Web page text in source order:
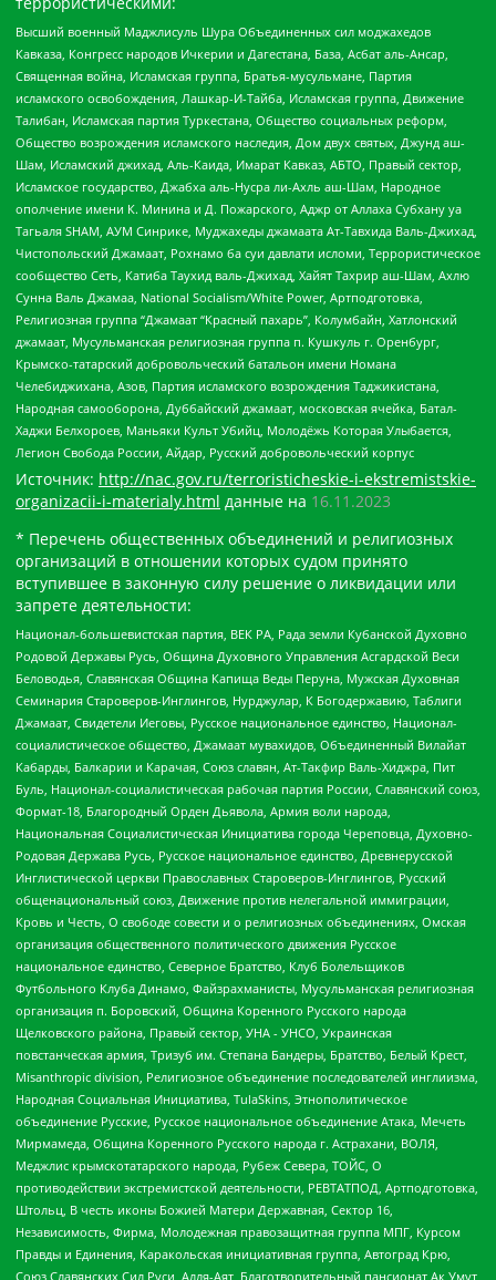
Высший военный Маджлисуль Шура Объединенных сил моджахедов
Кавказа, Конгресс народов Ичкерии и Дагестана, База, Асбат аль-Ансар,
Священная война, Исламская группа, Братья-мусульмане, Партия
исламского освобождения, Лашкар-И-Тайба, Исламская группа, Движение
Талибан, Исламская партия Туркестана, Общество социальных реформ,
Общество возрождения исламского наследия, Дом двух святых, Джунд аш-
Шам, Исламский джихад, Аль-Каида, Имарат Кавказ, АБТО, Правый сектор,
Исламское государство, Джабха аль-Нусра ли-Ахль аш-Шам, Народное
ополчение имени К. Минина и Д. Пожарского, Аджр от Аллаха Субхану уа
Тагьаля SHAM, АУМ Синрике, Муджахеды джамаата Ат-Тавхида Валь-Джихад,
Чистопольский Джамаат, Рохнамо ба суи давлати исломи, Террористическое
сообщество Сеть, Катиба Таухид валь-Джихад, Хайят Тахрир аш-Шам, Ахлю
Сунна Валь Джамаа, National Socialism/White Power, Артподготовка,
Религиозная группа “Джамаат “Красный пахарь”, Колумбайн, Хатлонский
джамаат, Мусульманская религиозная группа п. Кушкуль г. Оренбург,
Крымско-татарский добровольческий батальон имени Номана
Челебиджихана, Азов, Партия исламского возрождения Таджикистана,
Народная самооборона, Дуббайский джамаат, московская ячейка, Батал-
Хаджи Белхороев, Маньяки Культ Убийц, Молодёжь Которая Улыбается,
Легион Свобода России, Айдар, Русский добровольческий корпус
Источник: http://nac.gov.ru/terroristicheskie-i-ekstremistskie-
organizacii-i-materialy.html данные на 16.11.2023
* Перечень общественных объединений и религиозных
организаций в отношении которых судом принято
вступившее в законную силу решение о ликвидации или
запрете деятельности:
Национал-большевистская партия, ВЕК РА, Рада земли Кубанской Духовно
Родовой Державы Русь, Община Духовного Управления Асгардской Веси
Беловодья, Славянская Община Капища Веды Перуна, Мужская Духовная
Семинария Староверов-Инглингов, Нурджулар, К Богодержавию, Таблиги
Джамаат, Свидетели Иеговы, Русское национальное единство, Национал-
социалистическое общество, Джамаат мувахидов, Объединенный Вилайат
Кабарды, Балкарии и Карачая, Союз славян, Ат-Такфир Валь-Хиджра, Пит
Буль, Национал-социалистическая рабочая партия России, Славянский союз,
Формат-18, Благородный Орден Дьявола, Армия воли народа,
Национальная Социалистическая Инициатива города Череповца, Духовно-
Родовая Держава Русь, Русское национальное единство, Древнерусской
Инглистической церкви Православных Староверов-Инглингов, Русский
общенациональный союз, Движение против нелегальной иммиграции,
Кровь и Честь, О свободе совести и о религиозных объединениях, Омская
организация общественного политического движения Русское
национальное единство, Северное Братство, Клуб Болельщиков
Футбольного Клуба Динамо, Файзрахманисты, Мусульманская религиозная
организация п. Боровский, Община Коренного Русского народа
Щелковского района, Правый сектор, УНА - УНСО, Украинская
повстанческая армия, Тризуб им. Степана Бандеры, Братство, Белый Крест,
Misanthropic division, Религиозное объединение последователей инглиизма,
Народная Социальная Инициатива, TulaSkins, Этнополитическое
объединение Русские, Русское национальное объединение Атака, Мечеть
Мирмамеда, Община Коренного Русского народа г. Астрахани, ВОЛЯ,
Меджлис крымскотатарского народа, Рубеж Севера, ТОЙС, О
противодействии экстремистской деятельности, РЕВТАТПОД, Артподготовка,
Штольц, В честь иконы Божией Матери Державная, Сектор 16,
Независимость, Фирма, Молодежная правозащитная группа МПГ, Курсом
Правды и Единения, Каракольская инициативная группа, Автоград Крю,
Союз Славянских Сил Руси, Алля-Аят, Благотворительный пансионат Ак Умут,